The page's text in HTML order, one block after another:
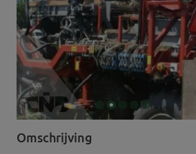
Omschrijving